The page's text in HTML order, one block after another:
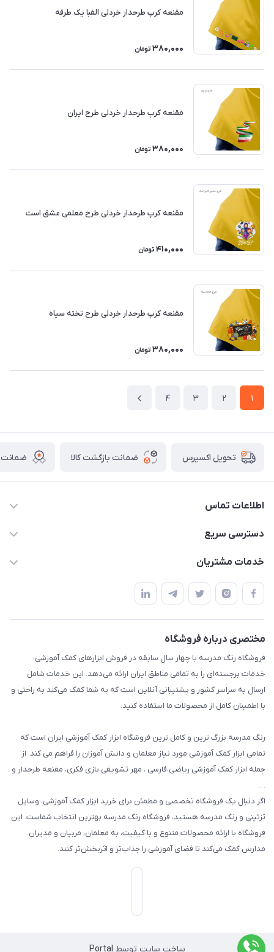
مقنعه کرپ طرحدار خردلی الفبا یک طرفه
380,000 تومان
مقنعه کرپ طرحدار خردلی طرح ایران
380,000 تومان
مقنعه کرپ طرحدار خردلی طرح معلمی عشق است
410,000 تومان
مقنعه کرپ طرحدار خردلی طرح تخته سیاه
380,000 تومان
1
2
3
4
تحویل اکسپرس ضمانت بازگشت کالا ضمانت
اطلاعات تماس
02136781755
دسترسی سریع
پلنر و دفتر
استایل معلم و دانش آموز
بازی و نمایش
تزئین کلاس
طرح های تشویقی
گیفت ها و جوایز
سایر محصولات
خدمات مشتریان
قوانین و مقررات
حریم خصوصی
مختصری درباره فروشگاه
فروشگاه رنگ مدرسه با چهار سال سابقه در فروش ابزارهای کمک آموزشی،
خدمات برجسته‌ای را به تمامی مناطق ایران ارائه می‌دهد. این خدمات شامل
ارسال به سراسر کشور و پشتیبانی آنلاین است که به شما کمک می‌کند به راحتی و
با اطمینان کامل از محصولات ما استفاده کنید.
رنگ مدرسه بزرگ ترین و کامل ترین فروشگاه ابزار کمک آموزشی ایران است که
تمامی ابزار کمک آموزشی مورد نیاز معلمان و دانش آموزان را فراهم می کند. از
جمله ابزار کمک آموزشی ریاضی،فارسی ، مهر تشویقی،بازی فکری، مقنعه طرحدار و
…
اگر دنبال یک فروشگاه تخصصی و مطمئن برای خرید ابزار کمک آموزشی، وسایل
تزئینی و رنگ مدرسه هستید، فروشگاه رنگ مدرسه بهترین انتخاب شماست. این
فروشگاه با ارائه محصولات متنوع و با کیفیت، به معلمان، مربیان و مدیران
مدارس کمک می‌کند تا فضای آموزشی را جذاب‌تر و اثربخش‌تر کنند.
ساخت سایت توسط Portal